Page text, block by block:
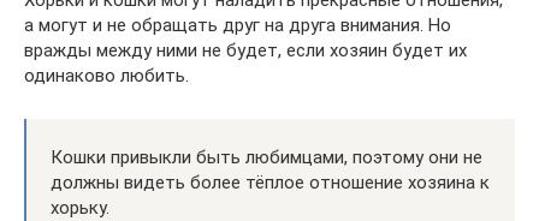
а могут и не обращать друг на друга внимания. Но
вражды между ними не будет, если хозяин будет их
одинаково любить.
Кошки привыкли быть любимцами, поэтому они не
должны видеть более тёплое отношение хозяина к
хорьку.